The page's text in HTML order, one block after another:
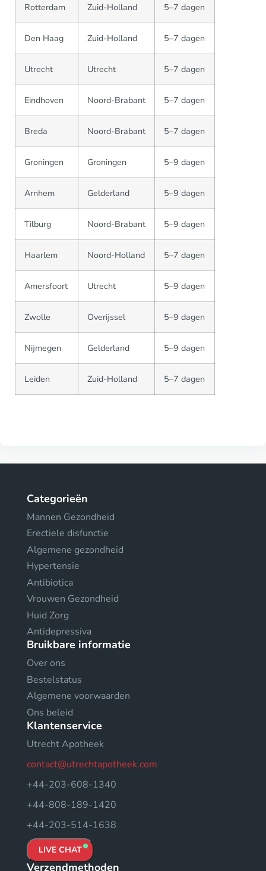
Rotterdam Zuid-Holland 5–7 dagen
Den Haag Zuid-Holland 5–7 dagen
Utrecht Utrecht 5–7 dagen
Eindhoven Noord-Brabant 5–7 dagen
Breda Noord-Brabant 5–7 dagen
Groningen Groningen 5–9 dagen
Arnhem Gelderland 5–9 dagen
Tilburg Noord-Brabant 5–9 dagen
Haarlem Noord-Holland 5–7 dagen
Amersfoort Utrecht 5–9 dagen
Zwolle Overijssel 5–9 dagen
Nijmegen Gelderland 5–9 dagen
Leiden Zuid-Holland 5–7 dagen
Categorieën
Mannen Gezondheid
Erectiele disfunctie
Algemene gezondheid
Hypertensie
Antibiotica
Vrouwen Gezondheid
Huid Zorg
Antidepressiva
Bruikbare informatie
Over ons
Bestelstatus
Algemene voorwaarden
Ons beleid
Klantenservice
Utrecht Apotheek
contact@utrechtapotheek.com
+44-203-608-1340
+44-808-189-1420
+44-203-514-1638
LIVE CHAT
Verzendmethoden